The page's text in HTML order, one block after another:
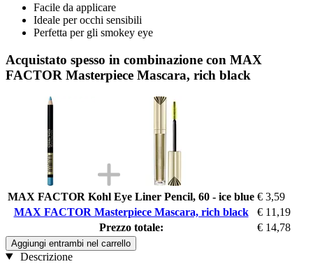
Facile da applicare
Ideale per occhi sensibili
Perfetta per gli smokey eye
Acquistato spesso in combinazione con MAX
FACTOR Masterpiece Mascara, rich black
MAX FACTOR Kohl Eye Liner Pencil, 60 - ice blue € 3,59
MAX FACTOR Masterpiece Mascara, rich black
€ 11,19
Prezzo totale:
€ 14,78
Aggiungi entrambi nel carrello
Descrizione